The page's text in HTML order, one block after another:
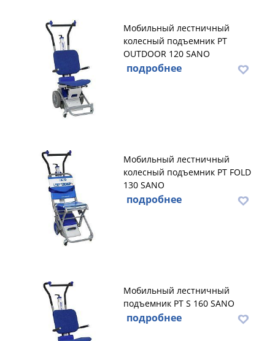
Мобильный лестничный
колесный подъемник PT
OUTDOOR 120 SANO
подробнее
Мобильный лестничный
колесный подъемник PT FOLD
130 SANO
подробнее
Мобильный лестничный
подъемник PT S 160 SANO
подробнее